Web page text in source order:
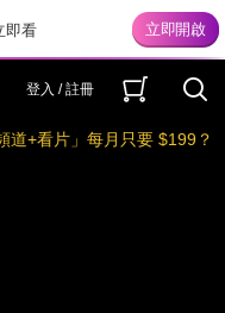
即看
登入 / 註冊
道+看片」每月只要 $199？